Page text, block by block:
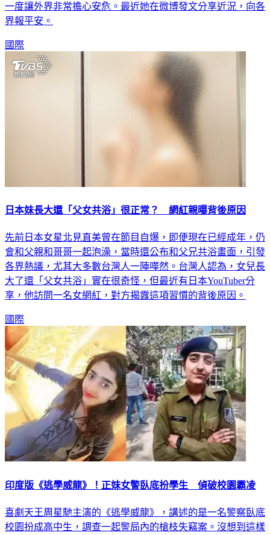
一度讓外界非常擔心安危。最近她在微博發文分享近況，向各
界報平安。
國際
日本妹長大還「父女共浴」很正常？ 網紅親曝背後原因
先前日本女星北見直美曾在節目自爆，即便現在已經成年，仍
會和父親和哥哥一起泡澡，當時還公布和父兄共浴畫面，引發
各界熱議，尤其大多數台灣人一陣嘩然。台灣人認為，女兒長
大了還「父女共浴」實在很奇怪，但最近有日本YouTuber分
享，他訪問一名女網紅，對方揭露這項習慣的背後原因。
國際
印度版《逃學威龍》！正妹女警臥底扮學生 偵破校園霸凌
喜劇天王周星馳主演的《逃學威龍》，講述的是一名警察臥底
校園扮成高中生，調查一起警局內的槍枝失竊案。沒想到這樣